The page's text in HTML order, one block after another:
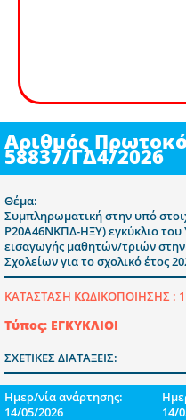
Αριθμός
58837/ΓΔ4/2026
Θέμα:
Συμπληρωματική στην υπό
Ρ20Α46ΝΚΠΔ-ΗΞΥ) εγκύκλιο
εισαγωγής μαθητών/τριών
Σχολείων για το σχολικό έτος
ΚΑΤΑΣΤΑΣΗ ΚΩΔΙΚΟΠΟΙΗΣΗΣ :
Τύπος: ΕΓΚΥΚΛΙΟΙ
ΣΧΕΤΙΚΕΣ ΔΙΑΤΑΞΕΙΣ:
Ημερ/νία ανάρτησης:
14/05/2026
14/